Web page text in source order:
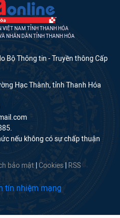
VIỆT NAM TỈNH THANH HÓA
NHÂN DÂN TỈNH THANH HÓA
Bộ Thông tin - Truyền thông Cấp
Hạc Thành, tỉnh Thanh Hóa
nếu không có sự chấp thuận
bảo mật Cookies RSS